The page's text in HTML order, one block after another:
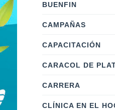
BUENFIN
CAMPAÑAS
CAPACITACIÓN
CARACOL DE
CARRERA
CLÍNICA EN EL